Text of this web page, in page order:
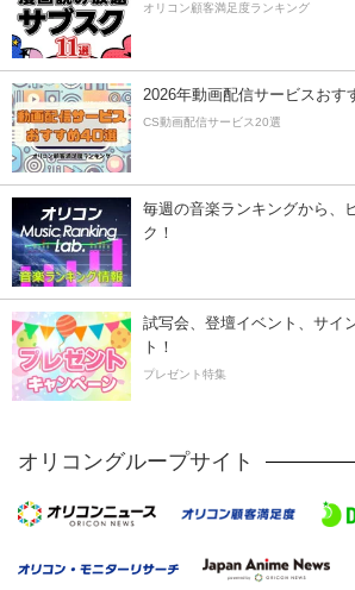
オリコン顧客満足度ランキング
2026年動画配信サービスおす
CS動画配信サービス20選
毎週の音楽ランキングから、
ク！
試写会、登壇イベント、サイ
ト！
プレゼント特集
オリコングループサイト